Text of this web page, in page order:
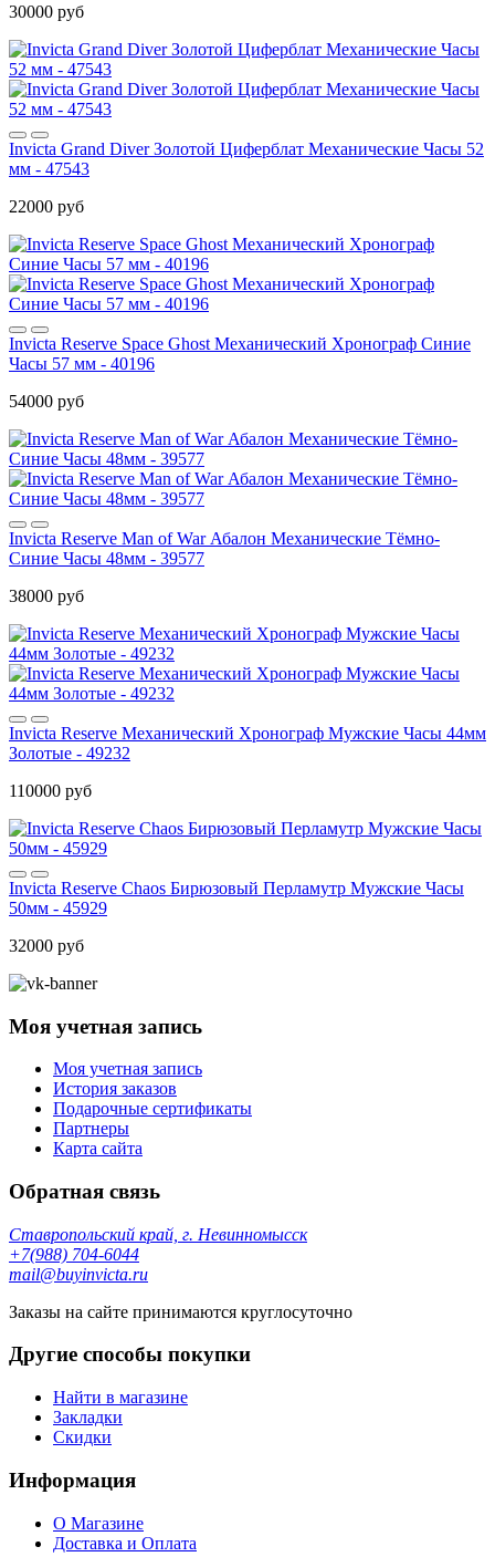
30000 руб
Invicta Grand Diver Золотой Циферблат Механические Часы 52
мм - 47543
22000 руб
Invicta Reserve Space Ghost Механический Хронограф Синие
Часы 57 мм - 40196
54000 руб
Invicta Reserve Man of War Абалон Механические Тёмно-
Синие Часы 48мм - 39577
38000 руб
Invicta Reserve Механический Хронограф Мужские Часы 44мм
Золотые - 49232
110000 руб
Invicta Reserve Chaos Бирюзовый Перламутр Мужские Часы
50мм - 45929
32000 руб
Моя учетная запись
Моя учетная запись
История заказов
Подарочные сертификаты
Партнеры
Карта сайта
Обратная связь
Ставропольский край, г. Невинномысск
+7(988) 704-6044
mail@buyinvicta.ru
Заказы на сайте принимаются круглосуточно
Другие способы покупки
Найти в магазине
Закладки
Скидки
Информация
О Магазине
Доставка и Оплата